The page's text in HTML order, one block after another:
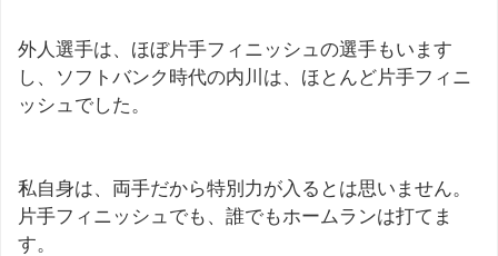
外人選手は、ほぼ片手フィニッシュの選手もいます
し、ソフトバンク時代の内川は、ほとんど片手フィニ
ッシュでした。
私自身は、両手だから特別力が入るとは思いません。
片手フィニッシュでも、誰でもホームランは打てま
す。